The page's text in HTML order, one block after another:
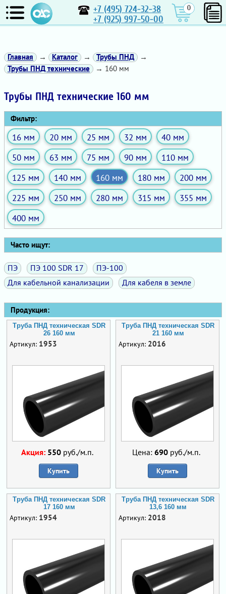
+7 (495) 724-32-38
+7 (925) 997-50-00
0
Главная → Каталог → Трубы ПНД
→
Трубы ПНД технические
→ 160 мм
Трубы ПНД технические 160 мм
Фильтр:
16 мм 20 мм 25 мм 32 мм
40 мм
50 мм
63 мм 75 мм 90 мм
110 мм
125 мм
140 мм 160 мм 180 мм
200 мм
225 мм
250 мм 280 мм 315 мм
355 мм
400 мм
Часто ищут:
ПЭ ПЭ 100 SDR 17
ПЭ-100
Для кабельной канализации
Для кабеля в земле
Продукция:
Труба ПНД техническая SDR
26 160 мм
Артикул: 1953
Акция: 550 руб./м.п.
Купить
Труба ПНД техническая SDR
21 160 мм
Артикул: 2016
Цена: 690 руб./м.п.
Купить
Труба ПНД техническая SDR
17 160 мм
Артикул: 1954
Труба ПНД техническая SDR
13,6 160 мм
Артикул: 2018